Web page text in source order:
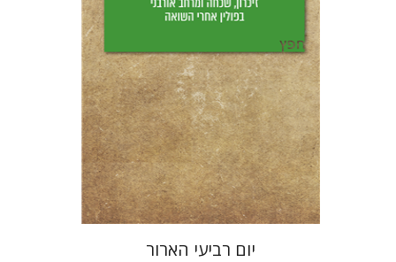
הנחת אתר ספר מודפס
$28
$25
יום רביעי הארור